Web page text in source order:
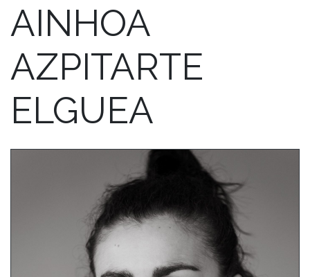
AINHOA
AZPITARTE
ELGUEA